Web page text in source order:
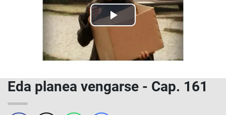
Play
Video
Eda planea vengarse - Cap. 161